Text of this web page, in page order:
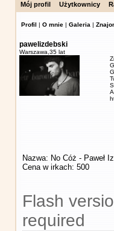
Mój profil Użytkownicy
Profil | O mnie | Galeria |
pawelizdebski
Warszawa, 35 lat
Nazwa: No Cóż - Paweł
Cena w irkach: 500
Flash
required